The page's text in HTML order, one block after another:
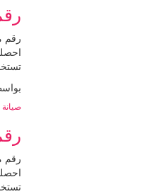
رقم
صيانة
رقم